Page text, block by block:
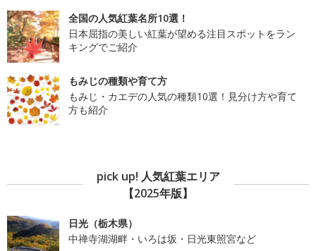
全国の人気紅葉名所10選！
日本屈指の美しい紅葉が望める注目スポットをラン
キングでご紹介
もみじの種類や育て方
もみじ・カエデの人気の種類10選！見分け方や育て
方も紹介
pick up! 人気紅葉エリア
【2025年版】
日光（栃木県）
中禅寺湖湖畔・いろは坂・日光東照宮など